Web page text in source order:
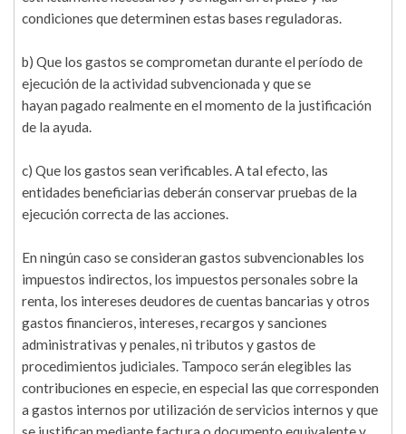
condiciones que determinen estas bases reguladoras.
b) Que los gastos se comprometan durante el período de
ejecución de la actividad subvencionada y que se
hayan pagado realmente en el momento de la justificación
de la ayuda.
c) Que los gastos sean verificables. A tal efecto, las
entidades beneficiarias deberán conservar pruebas de la
ejecución correcta de las acciones.
En ningún caso se consideran gastos subvencionables los
impuestos indirectos, los impuestos personales sobre la
renta, los intereses deudores de cuentas bancarias y otros
gastos financieros, intereses, recargos y sanciones
administrativas y penales, ni tributos y gastos de
procedimientos judiciales. Tampoco serán elegibles las
contribuciones en especie, en especial las que corresponden
a gastos internos por utilización de servicios internos y que